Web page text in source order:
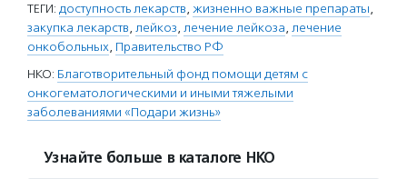
ТЕГИ: доступность лекарств, жизненно важные препараты,
закупка лекарств, лейкоз, лечение лейкоза, лечение
онкобольных, Правительство РФ
НКО: Благотворительный фонд помощи детям с
онкогематологическими и иными тяжелыми
заболеваниями «Подари жизнь»
Узнайте больше в каталоге НКО